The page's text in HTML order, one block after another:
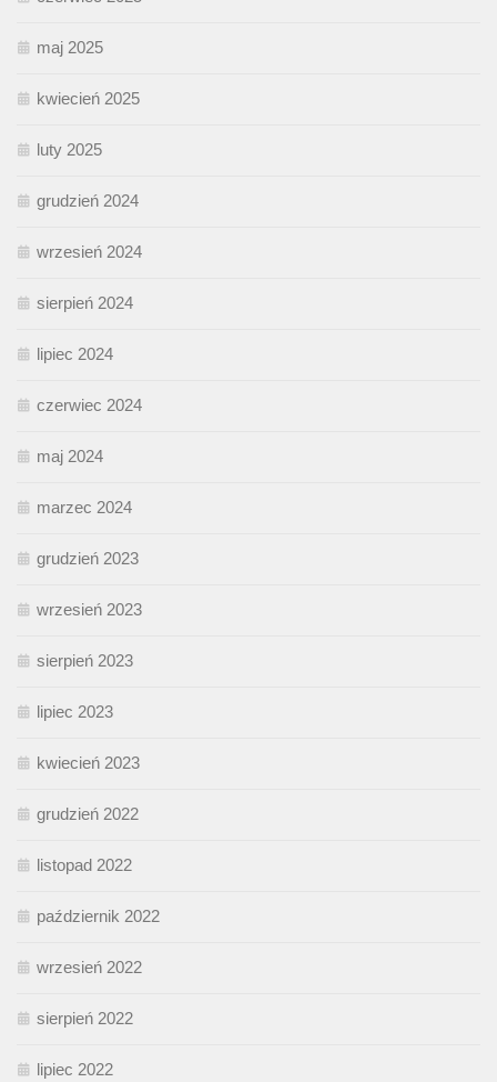
maj 2025
kwiecień 2025
luty 2025
grudzień 2024
wrzesień 2024
sierpień 2024
lipiec 2024
czerwiec 2024
maj 2024
marzec 2024
grudzień 2023
wrzesień 2023
sierpień 2023
lipiec 2023
kwiecień 2023
grudzień 2022
listopad 2022
październik 2022
wrzesień 2022
sierpień 2022
lipiec 2022